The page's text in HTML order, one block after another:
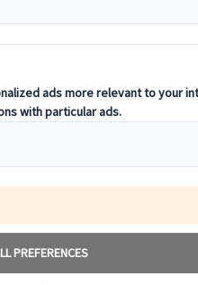
フィレンツェ
見所が詰まった芸術の街